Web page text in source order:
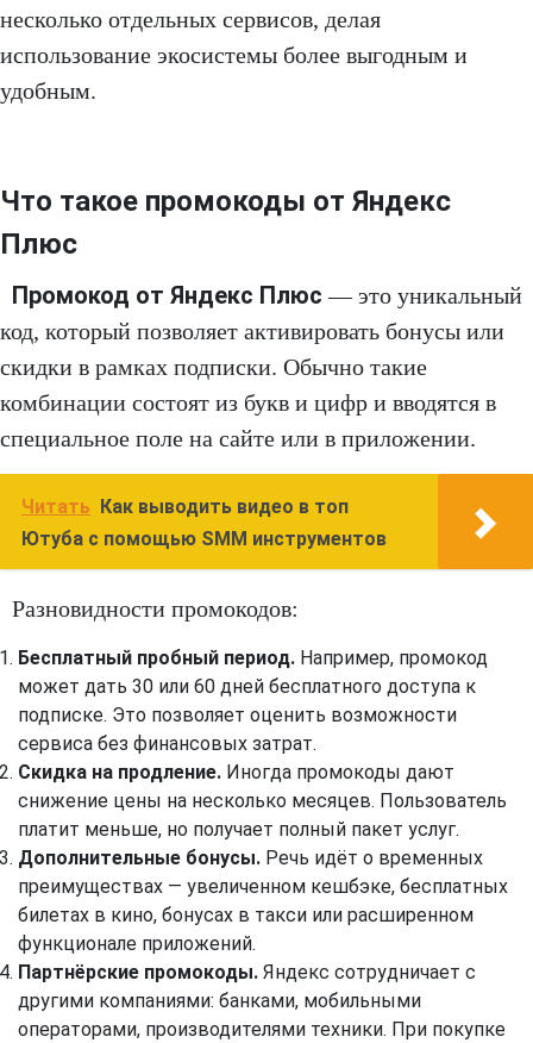
несколько отдельных сервисов, делая
использование экосистемы более выгодным и
удобным.
Что такое промокоды от Яндекс
Плюс
Промокод от Яндекс Плюс — это уникальный
код, который позволяет активировать бонусы или
скидки в рамках подписки. Обычно такие
комбинации состоят из букв и цифр и вводятся в
специальное поле на сайте или в приложении.
Читать
Как выводить видео в топ
Ютуба с помощью SMM инструментов
Разновидности промокодов:
Бесплатный пробный период. Например, промокод
может дать 30 или 60 дней бесплатного доступа к
подписке. Это позволяет оценить возможности
сервиса без финансовых затрат.
Скидка на продление. Иногда промокоды дают
снижение цены на несколько месяцев. Пользователь
платит меньше, но получает полный пакет услуг.
Дополнительные бонусы. Речь идёт о временных
преимуществах — увеличенном кешбэке, бесплатных
билетах в кино, бонусах в такси или расширенном
функционале приложений.
Партнёрские промокоды. Яндекс сотрудничает с
другими компаниями: банками, мобильными
операторами, производителями техники. При покупке